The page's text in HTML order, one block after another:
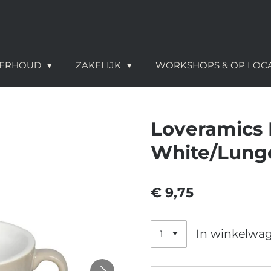
ZAKELIJK WORKSHOPS & OP
Loveramics
White/
€ 9,75
In